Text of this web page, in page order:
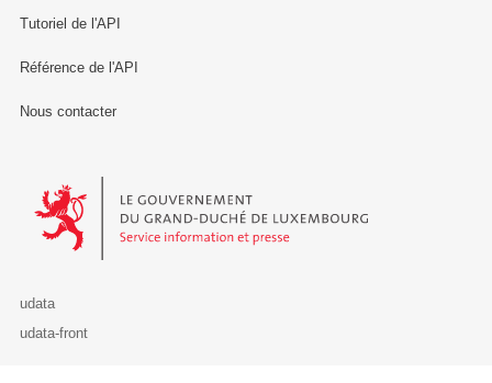
Tutoriel de l'API
Référence de l'API
Nous contacter
Le Gouvernement du Grand-Duché de Luxembourg - Service
udata
udata-front